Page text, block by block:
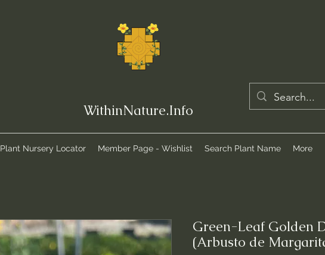
WithinNature.Info
Plant Nursery Locator Member Page - Wishlist Search Plant Name More
Green-Leaf Golden
(Arbusto de